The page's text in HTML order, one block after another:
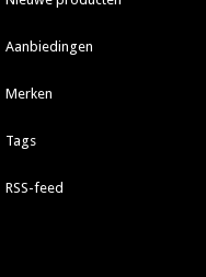
Aanbiedingen
Merken
Tags
RSS-feed